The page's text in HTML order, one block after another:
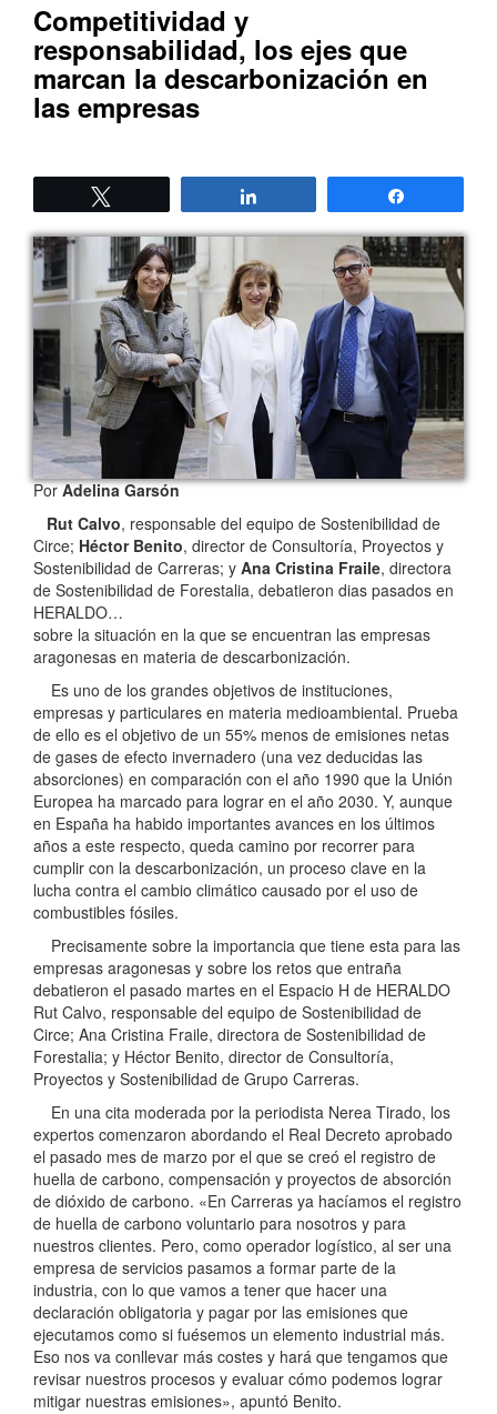
Competitividad y
responsabilidad, los ejes que
marcan la descarbonización en
las empresas
PorAdelina Garsón
Rut Calvo, responsable del equipo de Sostenibilidad de
Circe; Héctor Benito, director de Consultoría, Proyectos y
Sostenibilidad de Carreras; y Ana Cristina Fraile, directora
de Sostenibilidad de Forestalia, debatieron dias pasados en
HERALDO…
sobre la situación en la que se encuentran las empresas
aragonesas en materia de descarbonización.
Es uno de los grandes objetivos de instituciones,
empresas y particulares en materia medioambiental. Prueba
de ello es el objetivo de un 55% menos de emisiones netas
de gases de efecto invernadero (una vez deducidas las
absorciones) en comparación con el año 1990 que la Unión
Europea ha marcado para lograr en el año 2030. Y, aunque
en España ha habido importantes avances en los últimos
años a este respecto, queda camino por recorrer para
cumplir con la descarbonización, un proceso clave en la
lucha contra el cambio climático causado por el uso de
combustibles fósiles.
Precisamente sobre la importancia que tiene esta para las
empresas aragonesas y sobre los retos que entraña
debatieron el pasado martes en el Espacio H de HERALDO
Rut Calvo, responsable del equipo de Sostenibilidad de
Circe; Ana Cristina Fraile, directora de Sostenibilidad de
Forestalia; y Héctor Benito, director de Consultoría,
Proyectos y Sostenibilidad de Grupo Carreras.
En una cita moderada por la periodista Nerea Tirado, los
expertos comenzaron abordando el Real Decreto aprobado
el pasado mes de marzo por el que se creó el registro de
huella de carbono, compensación y proyectos de absorción
de dióxido de carbono. «En Carreras ya hacíamos el registro
de huella de carbono voluntario para nosotros y para
nuestros clientes. Pero, como operador logístico, al ser una
empresa de servicios pasamos a formar parte de la
industria, con lo que vamos a tener que hacer una
declaración obligatoria y pagar por las emisiones que
ejecutamos como si fuésemos un elemento industrial más.
Eso nos va conllevar más costes y hará que tengamos que
revisar nuestros procesos y evaluar cómo podemos lograr
mitigar nuestras emisiones», apuntó Benito.